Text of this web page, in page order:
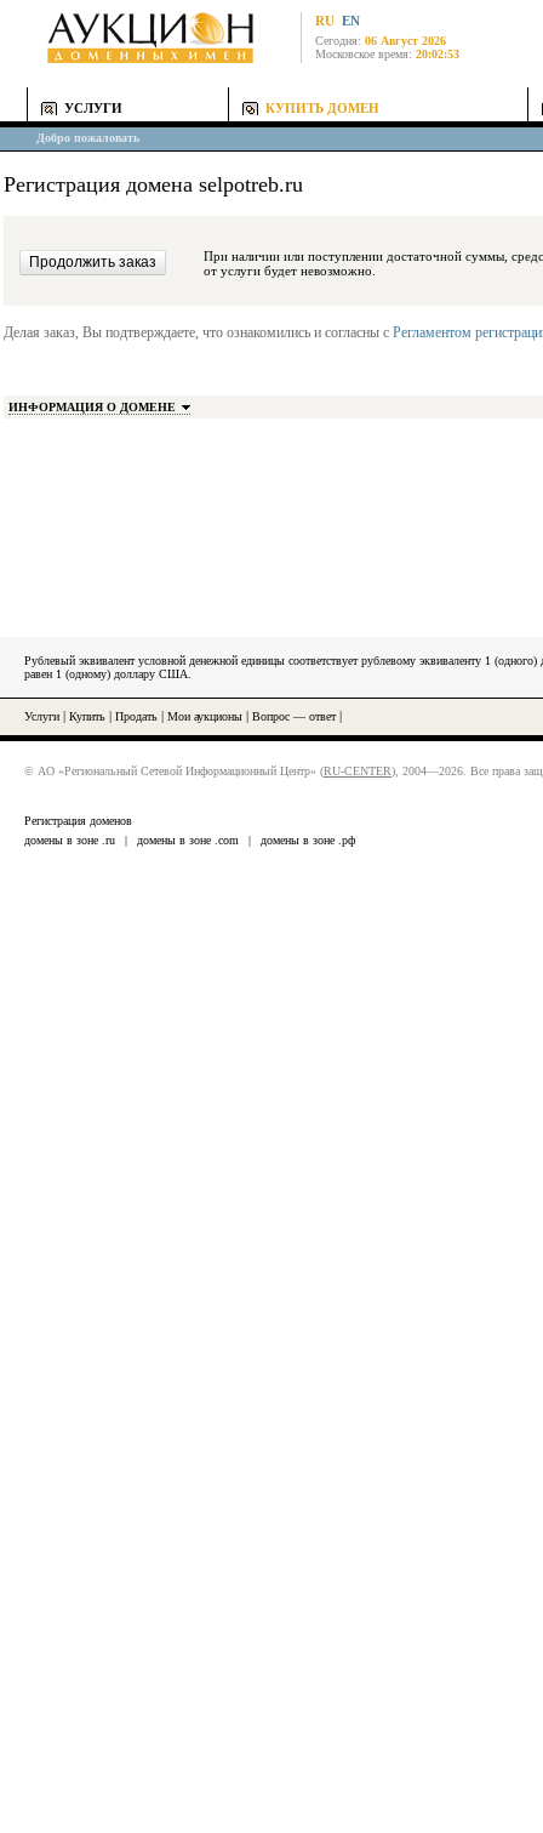
RU EN
Сегодня: 06 Август 2026
Московское время: 20:02:53
УСЛУГИ КУПИТЬ ДОМЕН
Добро пожаловать
Регистрация домена selpotreb.ru
При наличии или поступлении достаточной суммы, средства будут
от услуги будет невозможно.
Делая заказ, Вы подтверждаете, что ознакомились и согласны с Регламентом
ИНФОРМАЦИЯ О ДОМЕНЕ
Рублевый эквивалент условной денежной единицы соответствует рублевому эквиваленту 1
равен 1 (одному) доллару США.
Услуги Купить Продать Мои аукционы Вопрос — ответ|
© АО «Региональный Сетевой Информационный Центр» (RU-CENTER), 2004—2026. Все права
Регистрация доменов
домены в зоне .ru
| домены в зоне .com | домены в зоне .рф